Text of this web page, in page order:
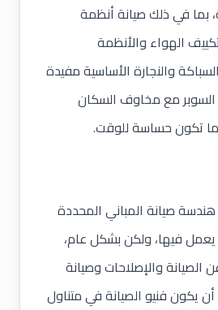
بما في ذلك صيانة أنظمة
الهواء والأنظمة
والنجارة الأساسية مفيدة
مع مخاوف السكان
ما تكون حساسة للوقت.
صيانة المباني المحددة
يعمل فيها، ولكن بشكل عام،
والإصلاحات وصيانة
يكون فنيو الصيانة في متناول